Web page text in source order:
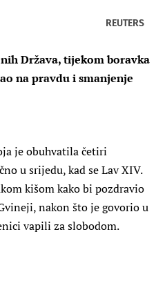
REUTERS
Država, tijekom boravka
na pravdu i smanjenje
je obuhvatila četiri
u srijedu, kad se Lav XIV.
kišom kako bi pozdravio
nakon što je govorio u
vapili za slobodom.